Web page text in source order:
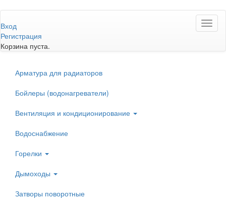
к
основному
содержанию
Вход
Регистрация
Корзина пуста.
Арматура для радиаторов
Бойлеры (водонагреватели)
Вентиляция и кондиционирование
Водоснабжение
Горелки
Дымоходы
Затворы поворотные